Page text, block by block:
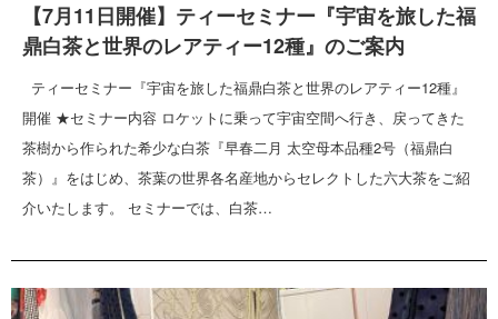
【7月11日開催】ティーセミナー『宇宙を旅した福
鼎白茶と世界のレアティー12種』のご案内
ティーセミナー『宇宙を旅した福鼎白茶と世界のレアティー12種』
開催 ★セミナー内容 ロケットに乗って宇宙空間へ行き、戻ってきた
茶樹から作られた希少な白茶『早春二月 太空母本品種2号（福鼎白
茶）』をはじめ、茶葉の世界各名産地からセレクトした六大茶をご紹
介いたします。 セミナーでは、白茶…